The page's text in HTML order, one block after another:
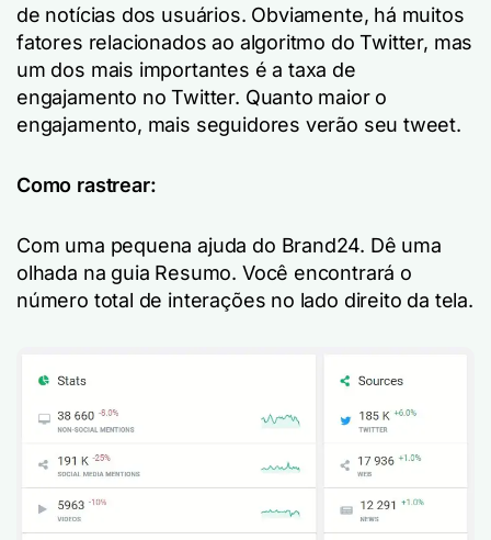
de notícias dos usuários. Obviamente, há muitos
fatores relacionados ao algoritmo do Twitter, mas
um dos mais importantes é a taxa de
engajamento no Twitter. Quanto maior o
engajamento, mais seguidores verão seu tweet.
Como rastrear:
Com uma pequena ajuda do Brand24. Dê uma
olhada na guia Resumo. Você encontrará o
número total de interações no lado direito da tela.